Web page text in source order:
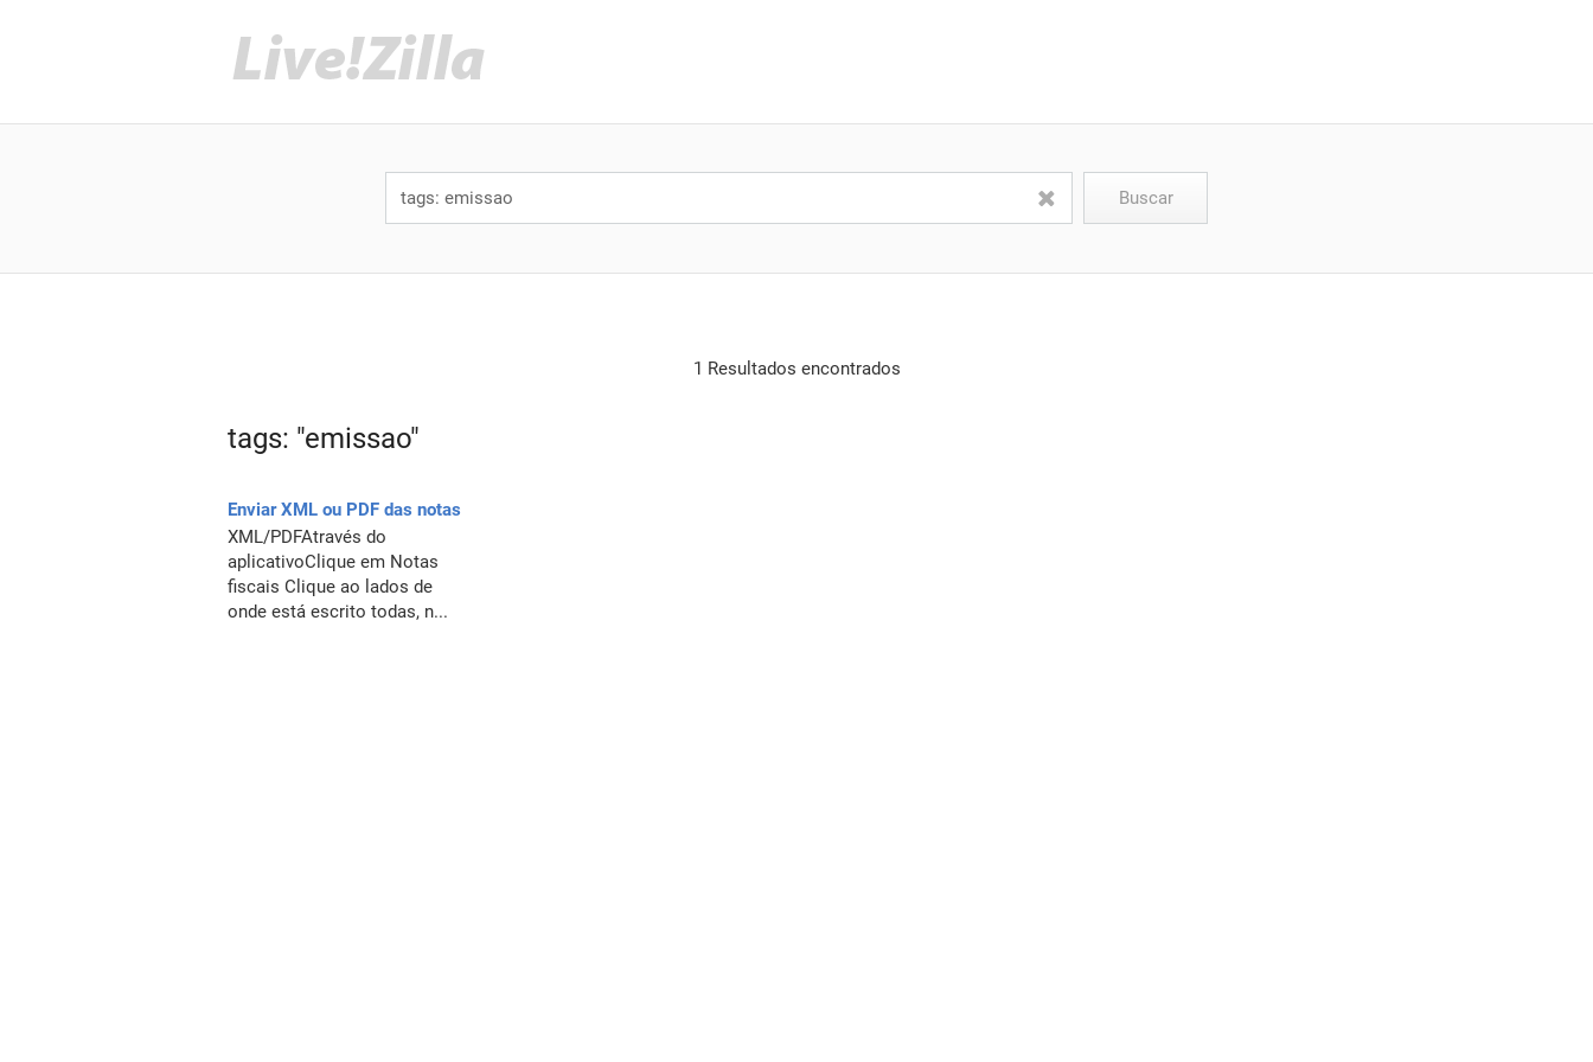
1 Resultados encontrados
tags: "emissao"
Enviar XML ou PDF das notas
XML/PDFAtravés do
aplicativoClique em Notas
fiscais Clique ao lados de
onde está escrito todas, n...